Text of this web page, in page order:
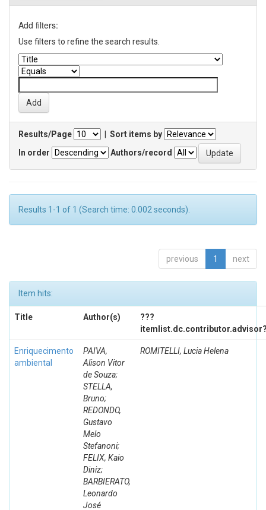
Add filters:
Use filters to refine the search results.
Results/Page
Sort items by
In order
Authors/record
Results 1-1 of 1 (Search time: 0.002 seconds).
previous 1 next
Item hits:
Title Author(s)
???
Enriquecimento
ambiental
PAIVA,
Alison Vitor
de Souza;
STELLA,
Bruno;
REDONDO,
Gustavo
Melo
Stefanoni;
FELIX, Kaio
Diniz;
BARBIERATO,
Leonardo
José
ROMITELLI, Lucia Helena